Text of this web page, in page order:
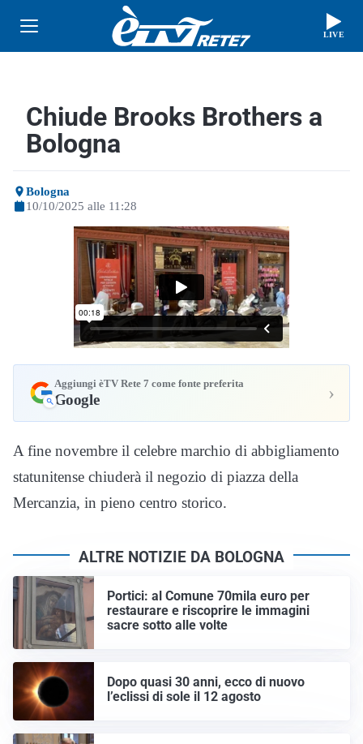
LIVE
Chiude Brooks Brothers a
Bologna
Bologna
10/10/2025 alle 11:28
Aggiungi èTV Rete 7 come fonte preferita
Google ›
A fine novembre il celebre marchio di abbigliamento
statunitense chiuderà il negozio di piazza della
Mercanzia, in pieno centro storico.
ALTRE NOTIZIE DA BOLOGNA
Portici: al Comune 70mila euro per
restaurare e riscoprire le immagini
sacre sotto alle volte
Dopo quasi 30 anni, ecco di nuovo
l’eclissi di sole il 12 agosto